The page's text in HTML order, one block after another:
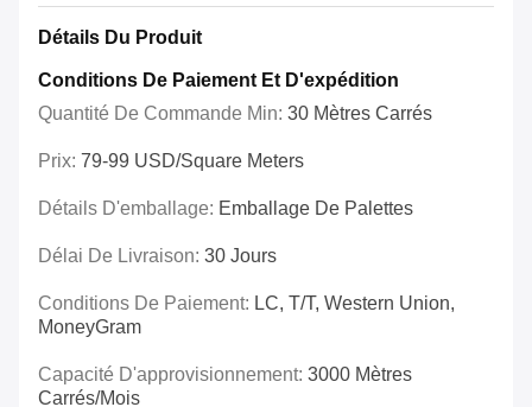
Détails Du Produit
Conditions De Paiement Et D'expédition
Quantité De Commande Min: 30 Mètres Carrés
Prix: 79-99 USD/Square Meters
Détails D'emballage: Emballage De Palettes
Délai De Livraison: 30 Jours
Conditions De Paiement: LC, T/T, Western Union,
MoneyGram
Capacité D'approvisionnement: 3000 Mètres
Carrés/mois